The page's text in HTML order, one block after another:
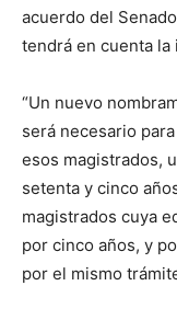
acuerdo del
tendrá en cuenta la
“Un nuevo
será necesario
esos magistrados,
setenta y cinco
magistrados cuya
por cinco años, y
por el mismo